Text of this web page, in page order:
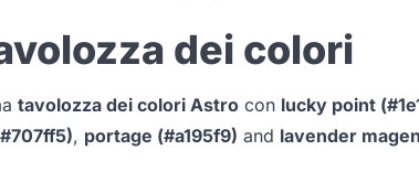
dei colori
tavolozza dei colori Astro con lucky point
, portage (#a195f9) and lavender